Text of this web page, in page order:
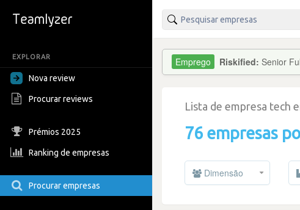
EXPLORAR
Nova review
Procurar reviews
Prémios 2025
Ranking de empresas
Procurar empresas
Riskified: Senior
Lista de empresa tech
76 empresas
Dimensão